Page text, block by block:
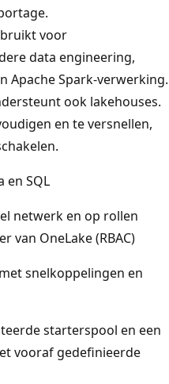
voor
data engineering,
Apache Spark-verwerking.
ook lakehouses.
en te versnellen,
en SQL
netwerk en op rollen
van OneLake (RBAC)
snelkoppelingen en
starterspool en een
vooraf gedefinieerde